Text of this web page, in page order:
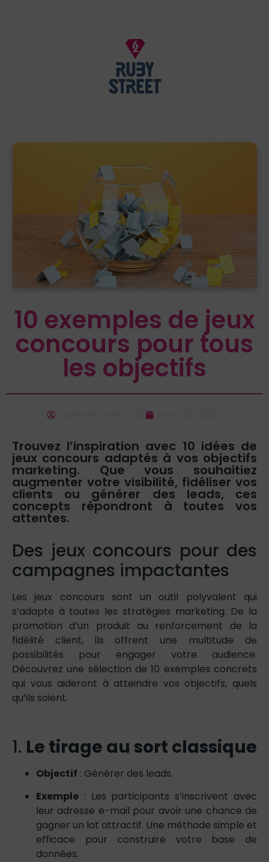
10 exemples de jeux
concours pour tous
les objectifs
Trouvez l’inspiration avec 10 idées de
jeux concours adaptés à vos objectifs
marketing. Que vous souhaitiez
augmenter votre visibilité, fidéliser vos
clients ou générer des leads, ces
concepts répondront à toutes vos
attentes.
Des jeux concours pour des
campagnes impactantes
Les jeux concours sont un outil polyvalent qui
s’adapte à toutes les stratégies marketing. De la
promotion d’un produit au renforcement de la
fidélité client, ils offrent une multitude de
possibilités pour engager votre audience.
Découvrez une sélection de 10 exemples concrets
qui vous aideront à atteindre vos objectifs, quels
qu’ils soient.
1. Le tirage au sort classique
Objectif : Générer des leads.
Exemple : Les participants s’inscrivent avec
leur adresse e-mail pour avoir une chance de
gagner un lot attractif. Une méthode simple et
efficace pour construire votre base de
données.